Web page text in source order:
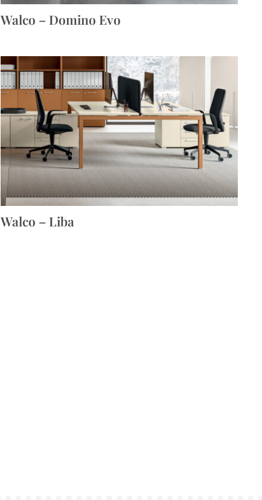
Walco – Domino Evo
Walco – Liba